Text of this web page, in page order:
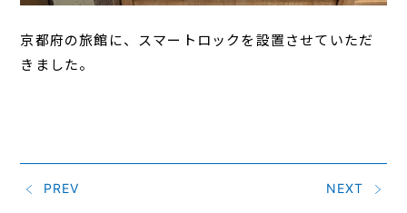
京都府の旅館に、スマートロックを設置させていただ
きました。
PREV NEXT